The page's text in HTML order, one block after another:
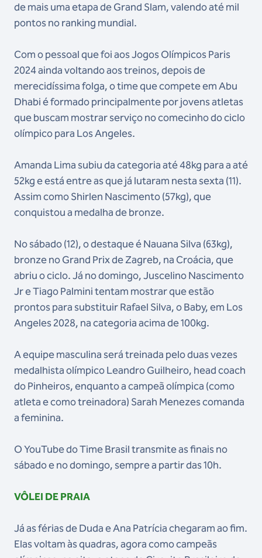
de mais uma etapa de Grand Slam, valendo até mil
pontos no ranking mundial.
Com o pessoal que foi aos Jogos Olímpicos Paris
2024 ainda voltando aos treinos, depois de
merecidíssima folga, o time que compete em Abu
Dhabi é formado principalmente por jovens atletas
que buscam mostrar serviço no comecinho do ciclo
olímpico para Los Angeles.
Amanda Lima subiu da categoria até 48kg para a até
52kg e está entre as que já lutaram nesta sexta (11).
Assim como Shirlen Nascimento (57kg), que
conquistou a medalha de bronze.
No sábado (12), o destaque é Nauana Silva (63kg),
bronze no Grand Prix de Zagreb, na Croácia, que
abriu o ciclo. Já no domingo, Juscelino Nascimento
Jr e Tiago Palmini tentam mostrar que estão
prontos para substituir Rafael Silva, o Baby, em Los
Angeles 2028, na categoria acima de 100kg.
A equipe masculina será treinada pelo duas vezes
medalhista olímpico Leandro Guilheiro, head coach
do Pinheiros, enquanto a campeã olímpica (como
atleta e como treinadora) Sarah Menezes comanda
a feminina.
O YouTube do Time Brasil transmite as finais no
sábado e no domingo, sempre a partir das 10h.
VÔLEI DE PRAIA
Já as férias de Duda e Ana Patrícia chegaram ao fim.
Elas voltam às quadras, agora como campeãs